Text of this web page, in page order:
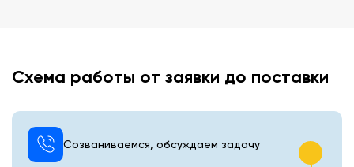
Схема работы от заявки до поставки
Созваниваемся, обсуждаем задачу